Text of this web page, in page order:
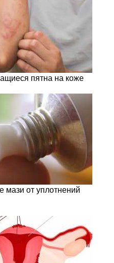
пятна на коже
мази от уплотнений